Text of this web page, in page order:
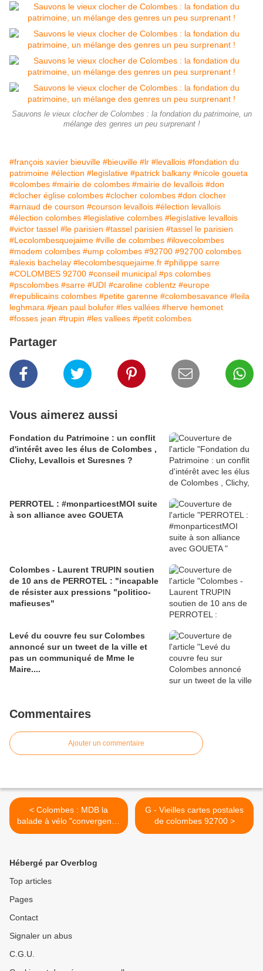
Sauvons le vieux clocher de Colombes : la fondation du patrimoine, un
mélange des genres un peu surprenant !
#françois xavier bieuville #bieuville #lr #levallois #fondation du
patrimoine #élection #legislative #patrick balkany #nicole goueta
#colombes #mairie de colombes #mairie de levallois #don
#clocher église colombes #clocher colombes #don clocher
#arnaud de courson #courson levallois #élection levallois
#élection colombes #legislative colombes #legislative levallois
#victor tassel #le parisien #tassel parisien #tassel le parisien
#Lecolombesquejaime #ville de colombes #ilovecolombes
#modem colombes #ump colombes #92700 #92700 colombes
#alexis bachelay #lecolombesquejaime.fr #philippe sarre
#COLOMBES 92700 #conseil municipal #ps colombes
#pscolombes #sarre #UDI #caroline coblentz #europe
#republicains colombes #petite garenne #colombesavance #leila
leghmara #jean paul bolufer #les vallées #herve hemonet
#fosses jean #trupin #les vallees #petit colombes
Partager
Vous aimerez aussi
Fondation du Patrimoine : un conflit
d'intérêt avec les élus de Colombes ,
Clichy, Levallois et Suresnes ?
PERROTEL : #monparticestMOI suite
à son alliance avec GOUETA
Colombes - Laurent TRUPIN soutien
de 10 ans de PERROTEL : "incapable
de résister aux pressions "politico-
mafieuses"
Levé du couvre feu sur Colombes
annoncé sur un tweet de la ville et
pas un communiqué de Mme le
Maire....
Commentaires
Ajouter un commentaire
< Colombes : MDB la
balade à vélo "convergence
Francilienne" du dimanche
G - Vieilles cartes postales
de colombes 92700 >
Hébergé par Overblog
Top articles
Pages
Contact
Signaler un abus
C.G.U.